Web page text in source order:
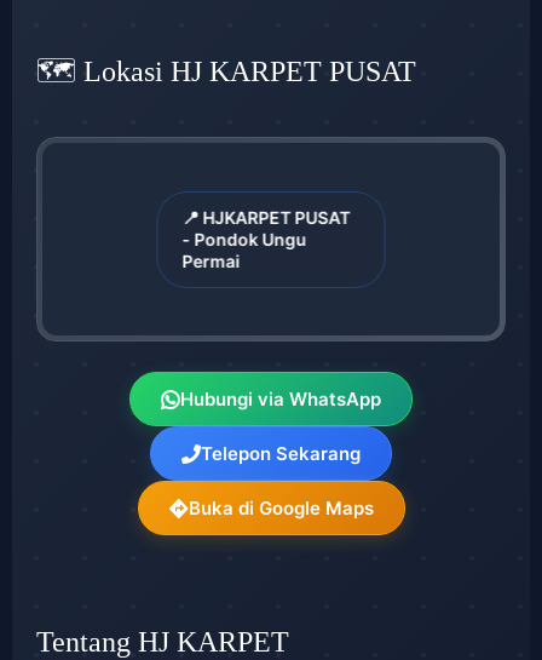
🗺️ Lokasi HJ KARPET PUSAT
📍 HJKARPET PUSAT
- Pondok Ungu
Permai
Hubungi via WhatsApp
Telepon Sekarang
Buka di Google Maps
Tentang HJ KARPET